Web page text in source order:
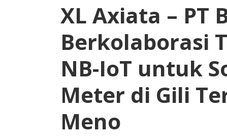
XL Axiata – PT
Berkolaborasi
NB-IoT untuk
Meter di Gili
Meno